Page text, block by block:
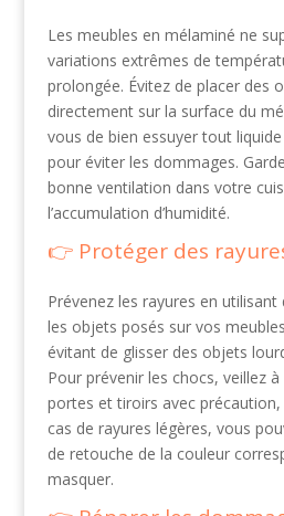
Les meubles en mélaminé ne
variations extrêmes de
prolongée. Évitez de placer des
directement sur la surface du
vous de bien essuyer tout
pour éviter les dommages.
bonne ventilation dans votre
l’accumulation d’humidité.
Protéger des
Prévenez les rayures en
les objets posés sur vos
évitant de glisser des objets
Pour prévenir les chocs, veillez
portes et tiroirs avec précaution,
cas de rayures légères, vous
de retouche de la couleur
masquer.